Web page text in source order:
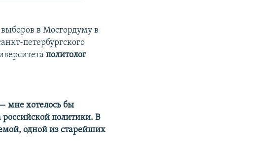
в Мосгордуму в
петербургского
политолог
мне хотелось бы
политики. В
одной из старейших